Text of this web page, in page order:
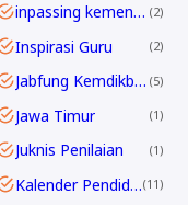
inpassing kemenag 2
Inspirasi Guru 2
Jabfung Kemdikbud 5
Jawa Timur 1
Juknis Penilaian 1
Kalender Pendidikan 11